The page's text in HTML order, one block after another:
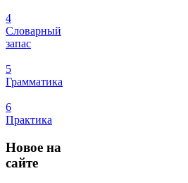
4
Словарный
запас
5
Грамматика
6
Практика
Новое на
сайте